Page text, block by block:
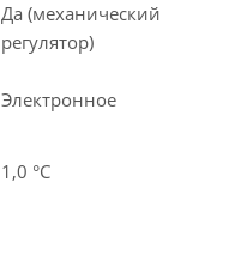
Да (механический
регулятор)
Электронное
1,0 °С